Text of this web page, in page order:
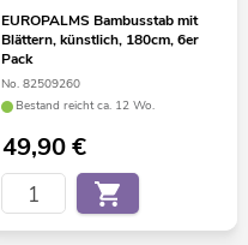
EUROPALMS Bambusstab mit
Blättern, künstlich, 180cm, 6er
Pack
No. 82509260
Bestand reicht ca. 12 Wo.
49,90€